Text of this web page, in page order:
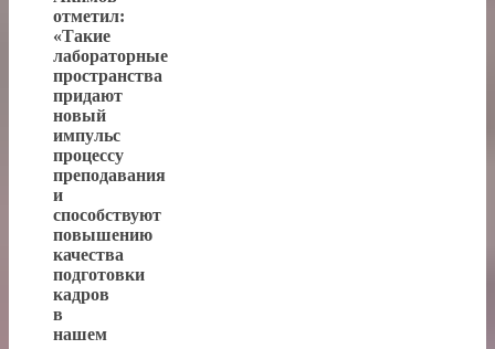
отметил:
«Такие
лабораторные
пространства
придают
новый
импульс
процессу
преподавания
и
способствуют
повышению
качества
подготовки
кадров
в
нашем